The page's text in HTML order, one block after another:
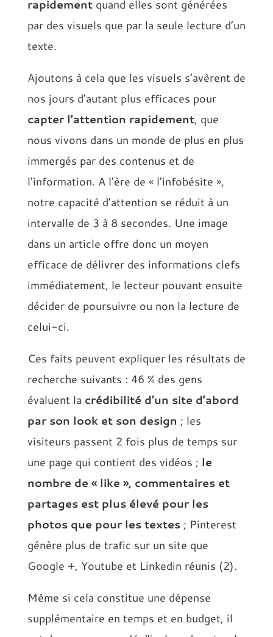
rapidementquand elles sont générées
par des visuels que par la seule lecture d’un
texte.
Ajoutons à cela que les visuels s’avèrent de
nos jours d’autant plus efficaces pour
capter l’attention rapidement, que
nous vivons dans un monde de plus en plus
immergés par des contenus et de
l’information. A l’ère de « l’infobésite »,
notre capacité d’attention se réduit à un
intervalle de 3 à 8 secondes. Une image
dans un article offre donc un moyen
efficace de délivrer des informations clefs
immédiatement, le lecteur pouvant ensuite
décider de poursuivre ou non la lecture de
celui-ci.
Ces faits peuvent expliquer les résultats de
recherche suivants : 46 % des gens
évaluent la crédibilité d’un site d’abord
par son look et son design ; les
visiteurs passent 2 fois plus de temps sur
une page qui contient des vidéos ; le
nombre de « like », commentaires et
partages est plus élevé pour les
photos que pour les textes; Pinterest
génère plus de trafic sur un site que
Google +, Youtube et Linkedin réunis (2).
Même si cela constitue une dépense
supplémentaire en temps et en budget, il